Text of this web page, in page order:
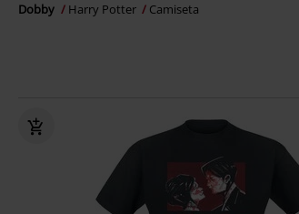
Dobby Harry Potter Camiseta